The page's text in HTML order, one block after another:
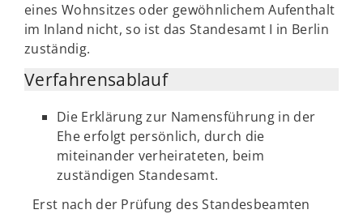
eines Wohnsitzes oder gewöhnlichem Aufenthalt
im Inland nicht, so ist das Standesamt I in Berlin
zuständig.
Verfahrensablauf
Die Erklärung zur Namensführung in der
Ehe erfolgt persönlich, durch die
miteinander verheirateten, beim
zuständigen Standesamt.
Erst nach der Prüfung des Standesbeamten